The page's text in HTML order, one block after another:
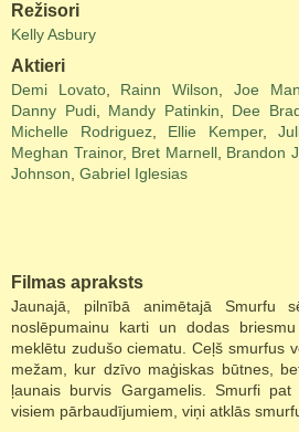
Režisori
Kelly Asbury
Aktieri
Demi Lovato, Rainn Wilson Joe
Danny Pudi, Mandy Patinkin Dee
Michelle Rodriguez, Ellie Kemper,
Meghan Trainor, Bret Marnell, Brandon
Johnson Gabriel Iglesias
Filmas apraksts
Jaunajā, pilnībā animētajā Smurfu
noslēpumainu karti un dodas
meklētu zudušo ciematu. Ceļš smurfus
mežam, kur dzīvo maģiskas būtnes,
ļaunais burvis Gargamelis. Smurfi
visiem pārbaudījumiem, viņi atklās